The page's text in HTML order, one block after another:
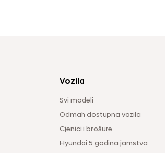
Vozila
Svi modeli
Odmah dostupna vozila
Cjenici i brošure
Hyundai 5 godina jamstva